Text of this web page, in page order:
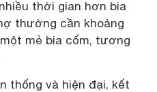
thời gian hơn bia
thường cần khoảng
mẻ bia cốm, tương
thống và hiện đại, kết